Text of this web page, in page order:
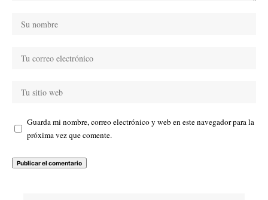
Guarda mi nombre, correo electrónico y web en este navegador para la
próxima vez que comente.